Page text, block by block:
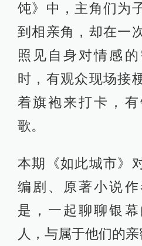
饨》中，主角们为
到相亲角，却在一
照见自身对情感
时，有观众现场接
着旗袍来打卡，
歌。
本期《如此城市》
编剧、原著小说
是，一起聊聊银
人，与属于他们的亲